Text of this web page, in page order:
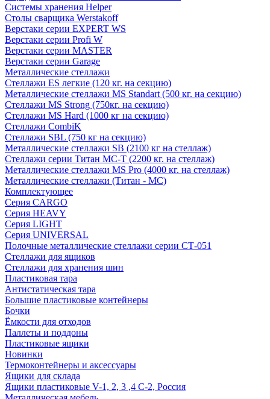
Системы хранения Helper
Столы сварщика Werstakoff
Верстаки серии EXPERT WS
Верстаки серии Profi W
Верстаки серии MASTER
Верстаки серии Garage
Металлические стеллажи
Стеллажи ES легкие (120 кг. на секцию)
Металлические стеллажи MS Standart (500 кг. на секцию)
Стеллажи MS Strong (750кг. на секцию)
Стеллажи MS Hard (1000 кг на секцию)
Стеллажи CombiK
Стеллажи SBL (750 кг на секцию)
Металлические стеллажи SB (2100 кг на стеллаж)
Стеллажи серии Титан МС-Т (2200 кг. на стеллаж)
Металлические стеллажи MS Pro (4000 кг. на стеллаж)
Металлические стеллажи (Титан - МС)
Комплектующее
Серия CARGO
Серия HEAVY
Серия LIGHT
Серия UNIVERSAL
Полочные металлические стеллажи серии СТ-051
Стеллажи для ящиков
Стеллажи для хранения шин
Пластиковая тара
Антистатическая тара
Большие пластиковые контейнеры
Бочки
Ёмкости для отходов
Паллеты и поддоны
Пластиковые ящики
Новинки
Термоконтейнеры и аксессуары
Ящики для склада
Ящики пластиковые V-1, 2, 3 ,4 С-2, Россия